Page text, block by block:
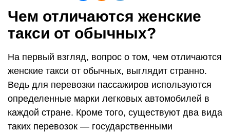
Чем отличаются женские
такси от обычных?
На первый взгляд, вопрос о том, чем отличаются
женские такси от обычных, выглядит странно.
Ведь для перевозки пассажиров используются
определенные марки легковых автомобилей в
каждой стране. Кроме того, существуют два вида
таких перевозок — государственными